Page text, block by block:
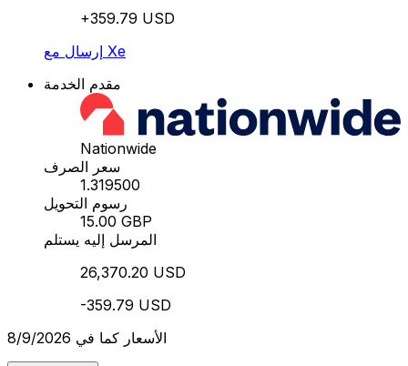
+359.79 USD
إرسال مع Xe
مقدم الخدمة
Nationwide
سعر الصرف
1.319500
رسوم التحويل
15.00 GBP
المرسل إليه يستلم
26,370.20 USD
-359.79 USD
الأسعار كما في 8/9/2026